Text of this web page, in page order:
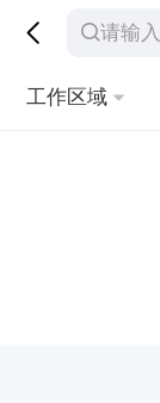
工作区域